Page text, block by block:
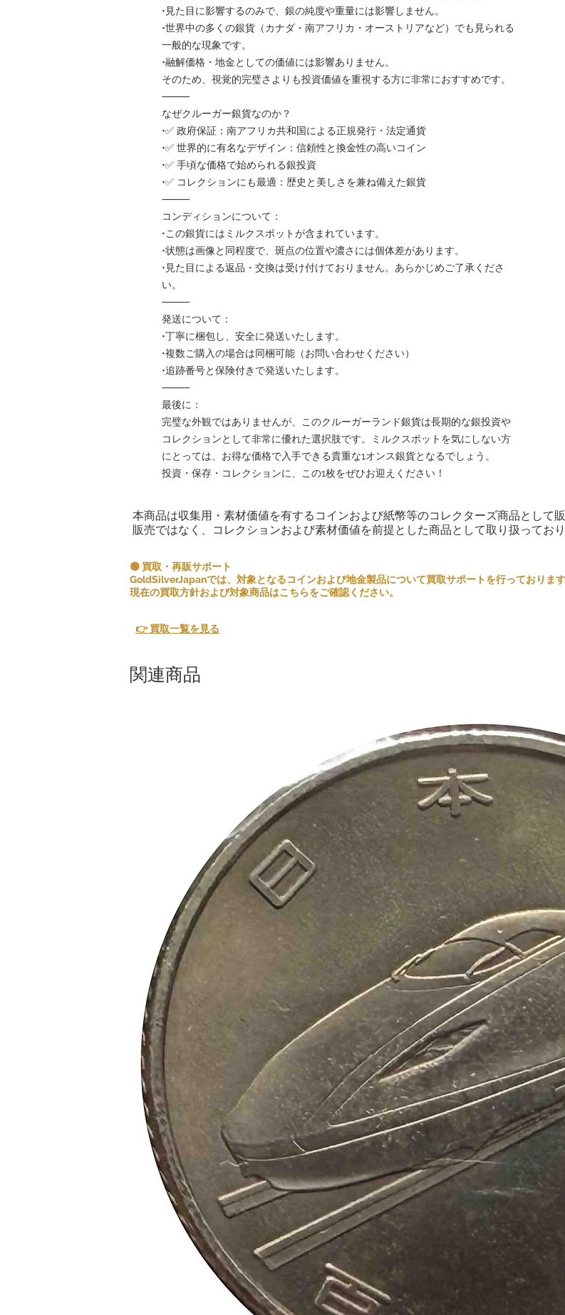
•見た目に影響するのみで、銀の純度や重量には影響しません。
•世界中の多くの銀貨（カナダ・南アフリカ・オーストリアなど）でも見られる
一般的な現象です。
•融解価格・地金としての価値には影響ありません。
そのため、視覚的完璧さよりも投資価値を重視する方に非常におすすめです。
⸻
なぜクルーガー銀貨なのか？
•✅ 政府保証：南アフリカ共和国による正規発行・法定通貨
•✅ 世界的に有名なデザイン：信頼性と換金性の高いコイン
•✅ 手頃な価格で始められる銀投資
•✅ コレクションにも最適：歴史と美しさを兼ね備えた銀貨
⸻
コンディションについて：
•この銀貨にはミルクスポットが含まれています。
•状態は画像と同程度で、斑点の位置や濃さには個体差があります。
•見た目による返品・交換は受け付けておりません。あらかじめご了承くださ
い。
⸻
発送について：
•丁寧に梱包し、安全に発送いたします。
•複数ご購入の場合は同梱可能（お問い合わせください）
•追跡番号と保険付きで発送いたします。
⸻
最後に：
完璧な外観ではありませんが、このクルーガーランド銀貨は長期的な銀投資や
コレクションとして非常に優れた選択肢です。ミルクスポットを気にしない方
にとっては、お得な価格で入手できる貴重な1オンス銀貨となるでしょう。
投資・保存・コレクションに、この1枚をぜひお迎えください！
本商品は収集用・素材価値を有するコインおよび紙幣等のコレクターズ商品として
販売ではなく、コレクションおよび素材価値を前提とした商品として取り扱ってお
🟢 買取・再販サポート
GoldSilverJapanでは、対象となるコインおよび地金製品について買取サポートを行っております
現在の買取方針および対象商品はこちらをご確認ください。
👉 買取一覧を見る
関連商品